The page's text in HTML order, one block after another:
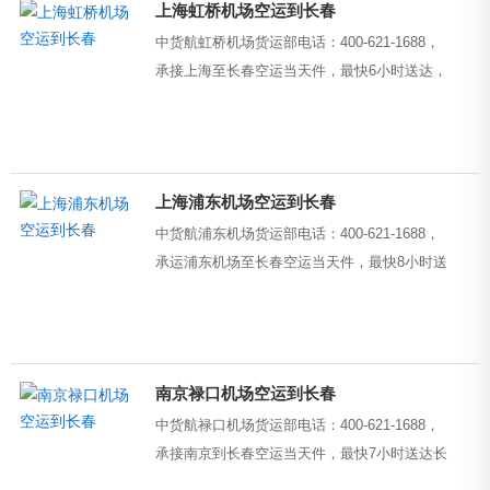
上海虹桥机场空运到长春
中货航虹桥机场货运部电话：400-621-1688，
承接上海至长春空运当天件，最快6小时送达，
上海浦东机场空运到长春
中货航浦东机场货运部电话：400-621-1688，
承运浦东机场至长春空运当天件，最快8小时送
南京禄口机场空运到长春
中货航禄口机场货运部电话：400-621-1688，
承接南京到长春空运当天件，最快7小时送达长